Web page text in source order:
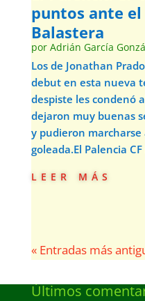
puntos ante
Balastera
por Adrián García
Los de Jonathan
debut en esta nueva
despiste les condenó
dejaron muy buenas
y pudieron marcharse
goleada.El Palencia
leer más
« Entradas más
Últimos